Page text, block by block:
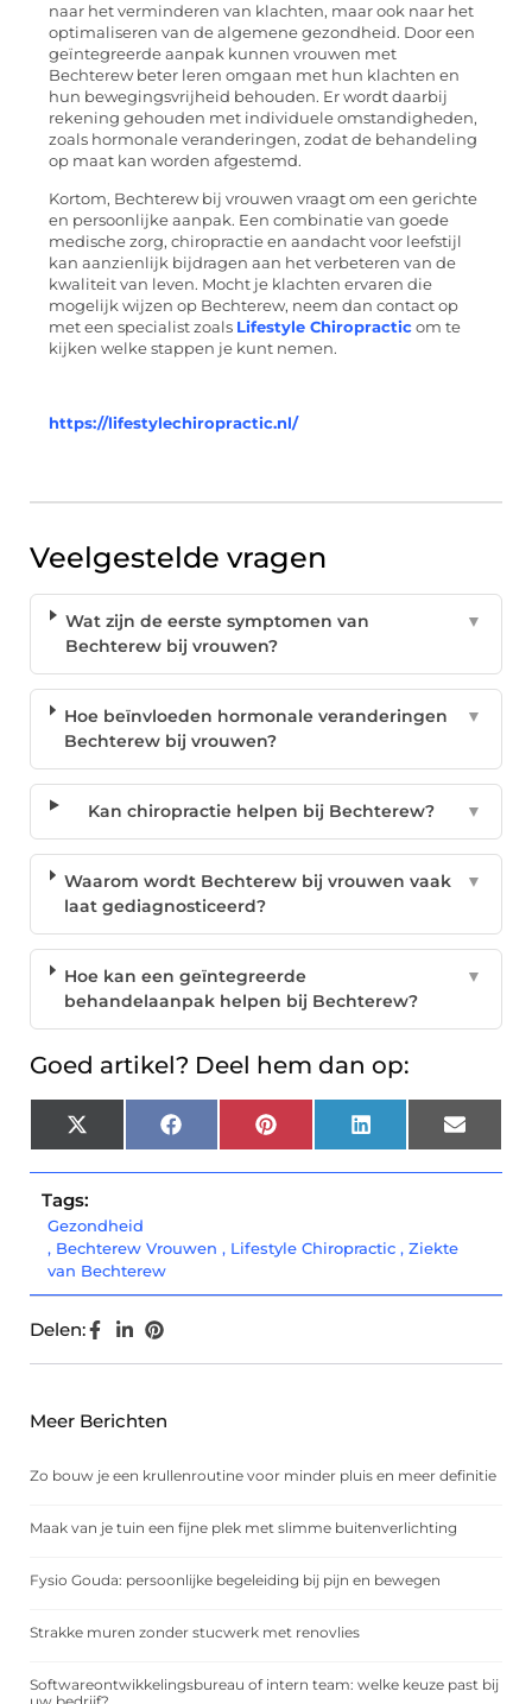
naar het verminderen van klachten, maar ook naar het
optimaliseren van de algemene gezondheid. Door een
geïntegreerde aanpak kunnen vrouwen met
Bechterew beter leren omgaan met hun klachten en
hun bewegingsvrijheid behouden. Er wordt daarbij
rekening gehouden met individuele omstandigheden,
zoals hormonale veranderingen, zodat de behandeling
op maat kan worden afgestemd.
Kortom, Bechterew bij vrouwen vraagt om een gerichte
en persoonlijke aanpak. Een combinatie van goede
medische zorg, chiropractie en aandacht voor leefstijl
kan aanzienlijk bijdragen aan het verbeteren van de
kwaliteit van leven. Mocht je klachten ervaren die
mogelijk wijzen op Bechterew, neem dan contact op
met een specialist zoals Lifestyle Chiropractic om te
kijken welke stappen je kunt nemen.
https://lifestylechiropractic.nl/
Veelgestelde vragen
Wat zijn de eerste symptomen van
Bechterew bij vrouwen?
▼
Hoe beïnvloeden hormonale veranderingen
Bechterew bij vrouwen?
▼
Kan chiropractie helpen bij Bechterew? ▼
Waarom wordt Bechterew bij vrouwen vaak
laat gediagnosticeerd?
▼
Hoe kan een geïntegreerde
behandelaanpak helpen bij Bechterew?
▼
Goed artikel? Deel hem dan op:
X
(Twitter)
Facebook Pinterest LinkedIn Email
Tags:
Gezondheid
, Bechterew Vrouwen , Lifestyle Chiropractic , Ziekte
van Bechterew
Delen:
Meer Berichten
Zo bouw je een krullenroutine voor minder pluis en meer definitie
Maak van je tuin een fijne plek met slimme buitenverlichting
Fysio Gouda: persoonlijke begeleiding bij pijn en bewegen
Strakke muren zonder stucwerk met renovlies
Softwareontwikkelingsbureau of intern team: welke keuze past bij